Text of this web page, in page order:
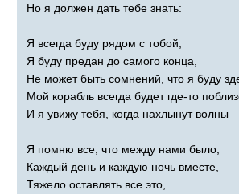
Но я должен дать тебе знать:
Я всегда буду рядом с тобой,
Я буду предан до самого конца,
Не может быть сомнений, что я буду
Мой корабль всегда будет где-то
И я увижу тебя, когда нахлынут волны
Я помню все, что между нами было,
Каждый день и каждую ночь вместе,
Тяжело оставлять все это,